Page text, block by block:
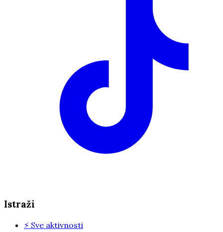
Istraži
⚡ Sve aktivnosti